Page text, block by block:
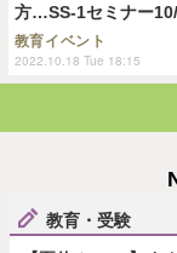
方…SS-1セミナー
教育イベント
2022.10.18 Tue 18:15
教育・受験